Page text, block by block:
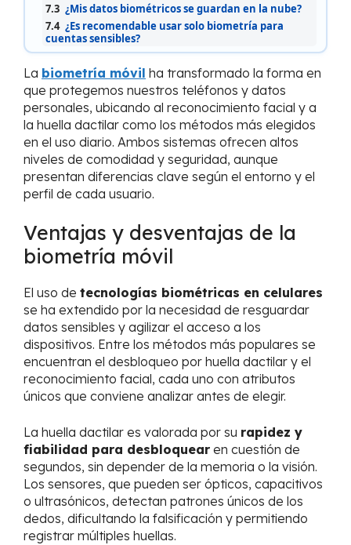
7.3 ¿Mis datos biométricos se guardan en la nube?
7.4 ¿Es recomendable usar solo biometría para
cuentas sensibles?
La biometría móvil ha transformado la forma en
que protegemos nuestros teléfonos y datos
personales, ubicando al reconocimiento facial y a
la huella dactilar como los métodos más elegidos
en el uso diario. Ambos sistemas ofrecen altos
niveles de comodidad y seguridad, aunque
presentan diferencias clave según el entorno y el
perfil de cada usuario.
Ventajas y desventajas de la
biometría móvil
El uso de tecnologías biométricas en celulares
se ha extendido por la necesidad de resguardar
datos sensibles y agilizar el acceso a los
dispositivos. Entre los métodos más populares se
encuentran el desbloqueo por huella dactilar y el
reconocimiento facial, cada uno con atributos
únicos que conviene analizar antes de elegir.
La huella dactilar es valorada por su rapidez y
fiabilidad para desbloquear en cuestión de
segundos, sin depender de la memoria o la visión.
Los sensores, que pueden ser ópticos, capacitivos
o ultrasónicos, detectan patrones únicos de los
dedos, dificultando la falsificación y permitiendo
registrar múltiples huellas.